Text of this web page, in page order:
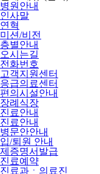
병원안내
인사말
연혁
미션/비전
층별안내
오시는길
전화번호
고객지원센터
응급의료센터
편의시설안내
장례식장
진료안내
진료안내
병문안안내
입/퇴원 안내
제증명서발급
진료예약
진료과ㆍ의료진